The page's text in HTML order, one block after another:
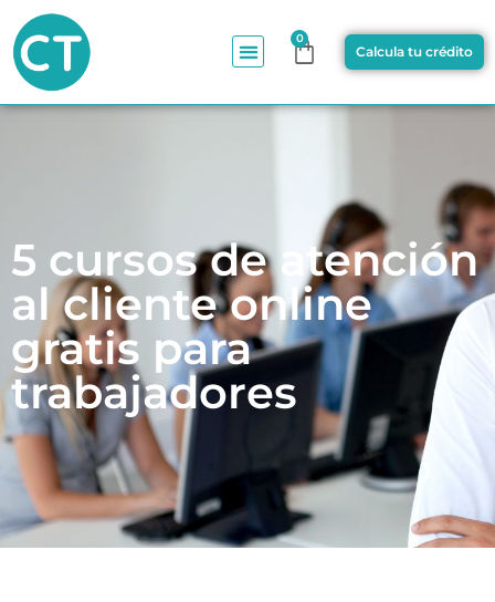
0
Calcula tu crédito
5 cursos de atención
al cliente online
gratis para
trabajadores